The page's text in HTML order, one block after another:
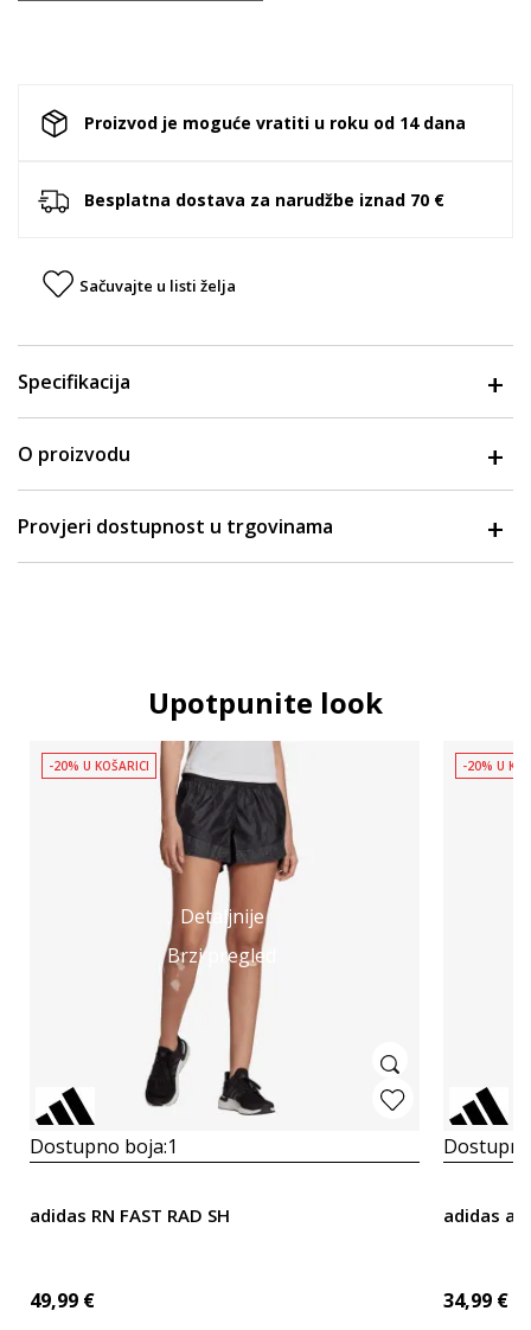
Proizvod je moguće vratiti u roku od 14 dana
Besplatna dostava za narudžbe iznad 70 €
Sačuvajte u listi želja
Specifikacija
O proizvodu
Provjeri dostupnost u trgovinama
Upotpunite look
Detaljnije
Brzi pregled
-20% U KOŠARICI
Dostupno boja:1
adidas RN FAST RAD SH
49,99 €
-20% U
adidas
34,99 €